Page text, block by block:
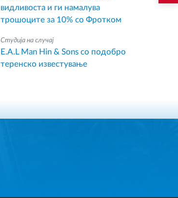
видливоста и ги намалува
трошоците за 10% со Фротком
Студија на случај
E.A.L Man Hin & Sons со подобро
теренско известување